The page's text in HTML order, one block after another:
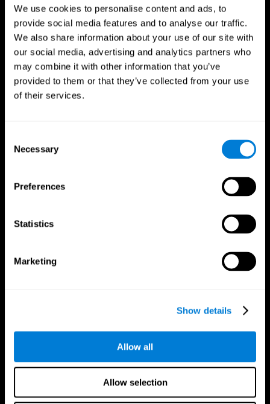
We use cookies to personalise content and ads, to
provide social media features and to analyse our traffic.
We also share information about your use of our site with
our social media, advertising and analytics partners who
may combine it with other information that you’ve
provided to them or that they’ve collected from your use
of their services.
Selection
Necessary
Preferences
Statistics
Marketing
Show details
Allow all
Allow selection